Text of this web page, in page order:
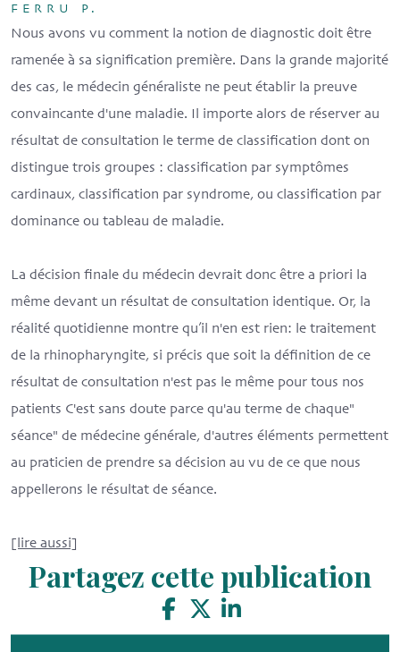
FERRU P.
Nous avons vu comment la notion de diagnostic doit être
ramenée à sa signification première. Dans la grande majorité
des cas, le médecin généraliste ne peut établir la preuve
convaincante d'une maladie. Il importe alors de réserver au
résultat de consultation le terme de classification dont on
distingue trois groupes : classification par symptômes
cardinaux, classification par syndrome, ou classification par
dominance ou tableau de maladie.
La décision finale du médecin devrait donc être a priori la
même devant un résultat de consultation identique. Or, la
réalité quotidienne montre qu’il n'en est rien: le traitement
de la rhinopharyngite, si précis que soit la définition de ce
résultat de consultation n'est pas le même pour tous nos
patients C'est sans doute parce qu'au terme de chaque"
séance" de médecine générale, d'autres éléments permettent
au praticien de prendre sa décision au vu de ce que nous
appellerons le résultat de séance.
[lire aussi]
Partagez cette publication